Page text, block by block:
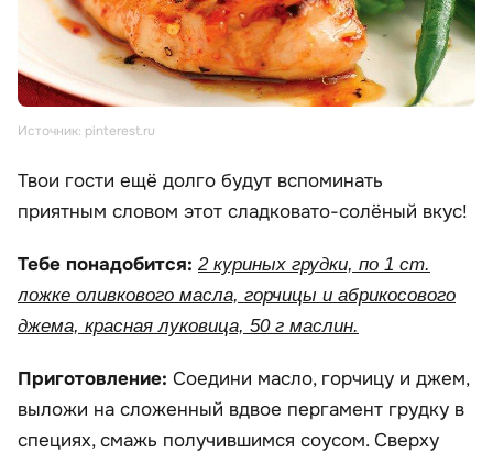
Источник: pinterest.ru
Твои гости ещё долго будут вспоминать
приятным словом этот сладковато-солёный вкус!
Тебе понадобится: 2 куриных грудки, по 1 ст.
ложке оливкового масла, горчицы и абрикосового
джема, красная луковица, 50 г маслин.
Приготовление: Соедини масло, горчицу и джем,
выложи на сложенный вдвое пергамент грудку в
специях, смажь получившимся соусом. Сверху